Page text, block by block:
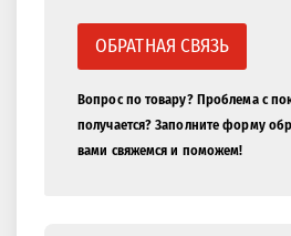
ОБРАТНАЯ СВЯЗЬ
Вопрос по товару? Проблема с
получается? Заполните форму
вами свяжемся и поможем!